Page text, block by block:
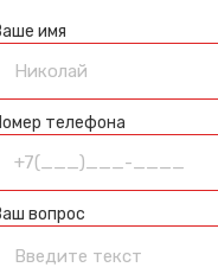
имя
телефона
вопрос